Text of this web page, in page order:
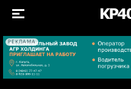
РЕКЛАМА